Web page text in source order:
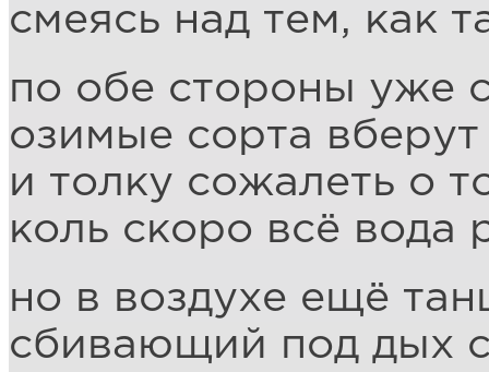
смеясь над тем, как
по обе стороны уже
озимые сорта
и толку сожалеть о
коль скоро всё вода
но в воздухе ещё
сбивающий под дых